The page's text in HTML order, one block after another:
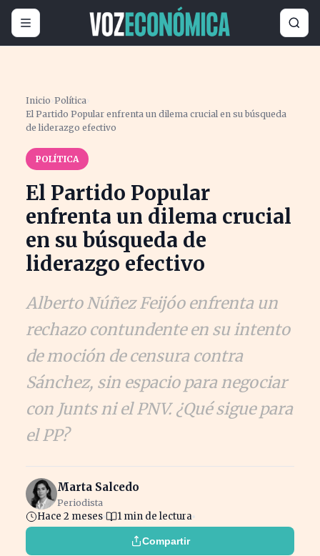
Inicio ›Política›
El Partido Popular enfrenta un dilema crucial en su búsqueda
de liderazgo efectivo
POLÍTICA
El Partido Popular
enfrenta un dilema crucial
en su búsqueda de
liderazgo efectivo
Alberto Núñez Feijóo enfrenta un
rechazo contundente en su intento
de moción de censura contra
Sánchez, sin espacio para negociar
con Junts ni el PNV. ¿Qué sigue para
el PP?
Marta Salcedo
Periodista
Hace 2 meses 1 min de lectura
Compartir